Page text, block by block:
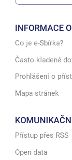
INFORMACE
Co je e-Sbírka?
Často kladené
Prohlášení o
Mapa stránek
Přístup přes RSS
Open data